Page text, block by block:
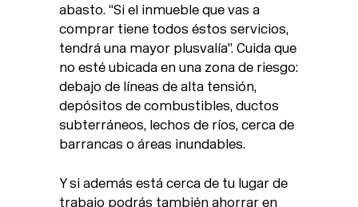
abasto. “Si el inmueble que vas a
comprar tiene todos éstos servicios,
tendrá una mayor plusvalía”. Cuida que
no esté ubicada en una zona de riesgo:
debajo de líneas de alta tensión,
depósitos de combustibles, ductos
subterráneos, lechos de ríos, cerca de
barrancas o áreas inundables.
Y si además está cerca de tu lugar de
trabajo podrás también ahorrar en